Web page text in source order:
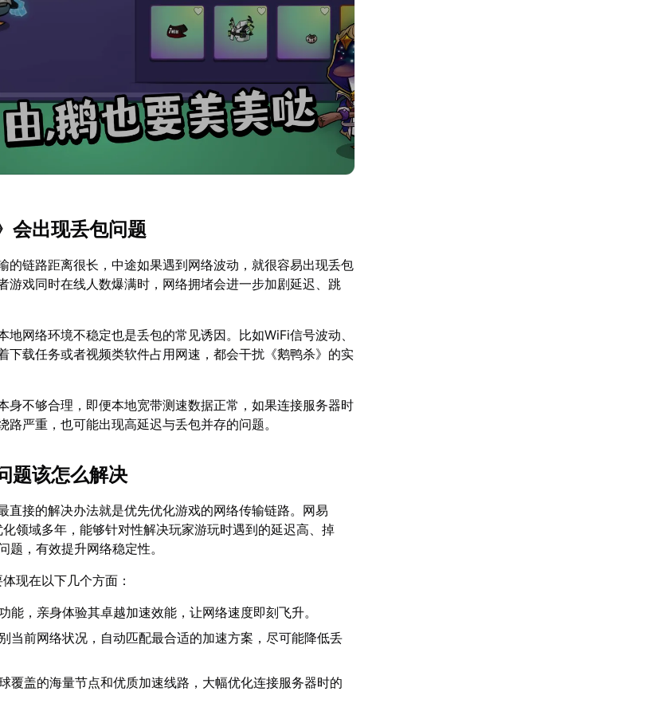
会出现丢包问题
的链路距离很长，中途如果遇到网络波动，就很容易出现丢包
游戏同时在线人数爆满时，网络拥堵会进一步加剧延迟、跳
地网络环境不稳定也是丢包的常见诱因。比如WiFi信号波动、
下载任务或者视频类软件占用网速，都会干扰《鹅鸭杀》的实
身不够合理，即便本地宽带测速数据正常，如果连接服务器时
严重，也可能出现高延迟与丢包并存的问题。
题该怎么解决
直接的解决办法就是优先优化游戏的网络传输链路。网易
领域多年，能够针对性解决玩家游玩时遇到的延迟高、掉
，有效提升网络稳定性。
现在以下几个方面：
能，亲身体验其卓越加速效能，让网络速度即刻飞升。
当前网络状况，自动匹配最合适的加速方案，尽可能降低丢
覆盖的海量节点和优质加速线路，大幅优化连接服务器时的